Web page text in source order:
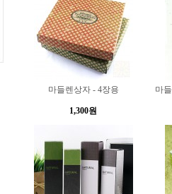
마들렌상자 - 4장용
1,300원
마